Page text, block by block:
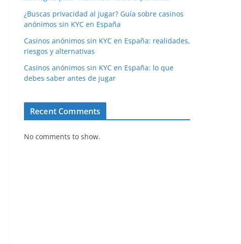
¿Buscas privacidad al jugar? Guía sobre casinos
anónimos sin KYC en España
Casinos anónimos sin KYC en España: realidades,
riesgos y alternativas
Casinos anónimos sin KYC en España: lo que
debes saber antes de jugar
Recent Comments
No comments to show.